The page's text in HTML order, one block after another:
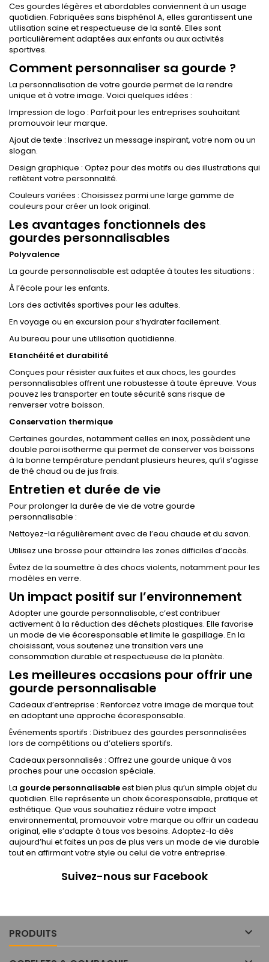
Ces gourdes légères et abordables conviennent à un usage
quotidien. Fabriquées sans bisphénol A, elles garantissent une
utilisation saine et respectueuse de la santé. Elles sont
particulièrement adaptées aux enfants ou aux activités
sportives.
Comment personnaliser sa gourde ?
La personnalisation de votre gourde permet de la rendre
unique et à votre image. Voici quelques idées :
Impression de logo : Parfait pour les entreprises souhaitant
promouvoir leur marque.
Ajout de texte : Inscrivez un message inspirant, votre nom ou un
slogan.
Design graphique : Optez pour des motifs ou des illustrations qui
reflètent votre personnalité.
Couleurs variées : Choisissez parmi une large gamme de
couleurs pour créer un look original.
Les avantages fonctionnels des
gourdes personnalisables
Polyvalence
La gourde personnalisable est adaptée à toutes les situations :
À l’école pour les enfants.
Lors des activités sportives pour les adultes.
En voyage ou en excursion pour s’hydrater facilement.
Au bureau pour une utilisation quotidienne.
Etanchéité et durabilité
Conçues pour résister aux fuites et aux chocs, les gourdes
personnalisables offrent une robustesse à toute épreuve. Vous
pouvez les transporter en toute sécurité sans risque de
renverser votre boisson.
Conservation thermique
Certaines gourdes, notamment celles en inox, possèdent une
double paroi isotherme qui permet de conserver vos boissons
à la bonne température pendant plusieurs heures, qu’il s’agisse
de thé chaud ou de jus frais.
Entretien et durée de vie
Pour prolonger la durée de vie de votre gourde
personnalisable :
Nettoyez-la régulièrement avec de l’eau chaude et du savon.
Utilisez une brosse pour atteindre les zones difficiles d’accès.
Évitez de la soumettre à des chocs violents, notamment pour les
modèles en verre.
Un impact positif sur l’environnement
Adopter une gourde personnalisable, c’est contribuer
activement à la réduction des déchets plastiques. Elle favorise
un mode de vie écoresponsable et limite le gaspillage. En la
choisissant, vous soutenez une transition vers une
consommation durable et respectueuse de la planète.
Les meilleures occasions pour offrir une
gourde personnalisable
Cadeaux d’entreprise : Renforcez votre image de marque tout
en adoptant une approche écoresponsable.
Événements sportifs : Distribuez des gourdes personnalisées
lors de compétitions ou d’ateliers sportifs.
Cadeaux personnalisés : Offrez une gourde unique à vos
proches pour une occasion spéciale.
La gourde personnalisableest bien plus qu’un simple objet du
quotidien. Elle représente un choix écoresponsable, pratique et
esthétique. Que vous souhaitiez réduire votre impact
environnemental, promouvoir votre marque ou offrir un cadeau
original, elle s’adapte à tous vos besoins. Adoptez-la dès
aujourd’hui et faites un pas de plus vers un mode de vie durable
tout en affirmant votre style ou celui de votre entreprise.
Suivez-nous sur Facebook
PRODUITS 